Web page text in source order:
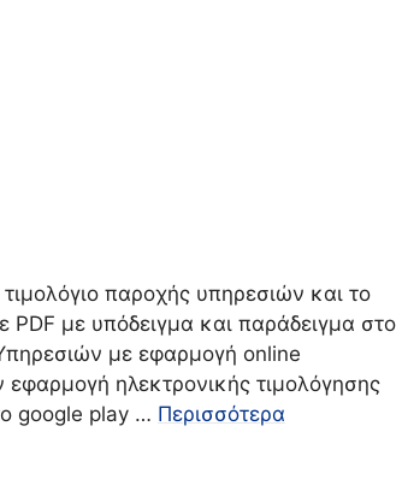
παροχής υπηρεσιών και το
με υπόδειγμα και παράδειγμα στο
με εφαρμογή online
ηλεκτρονικής τιμολόγησης
google play … Περισσότερα